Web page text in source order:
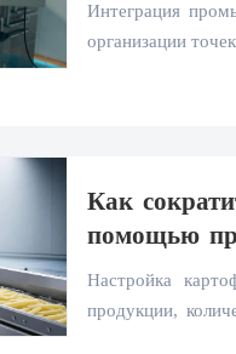
Интеграция
организации
Как
помощью
картофеля
Настройка
продукции,